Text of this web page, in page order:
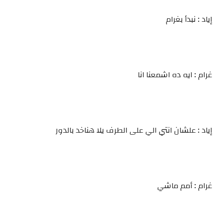
إياد : نبدأ بغرام
غرام : ايه ده اشمعنا انا
إياد : علشان انتي الي على الطرف يلا هناخد بالدور
غرام : أمم ماشي